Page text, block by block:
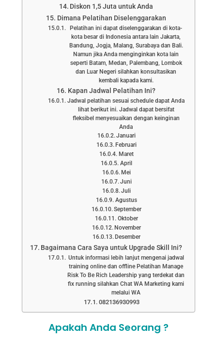
Diskon 1,5 Juta untuk Anda
Dimana Pelatihan Diselenggarakan
Pelatihan ini dapat diselenggarakan di kota-
kota besar di Indonesia antara lain Jakarta,
Bandung, Jogja, Malang, Surabaya dan Bali.
Namun jika Anda menginginkan kota lain
seperti Batam, Medan, Palembang, Lombok
dan Luar Negeri silahkan konsultasikan
kembali kapada kami.
Kapan Jadwal Pelatihan Ini?
Jadwal pelatihan sesuai schedule dapat Anda
lihat berikut ini. Jadwal dapat bersifat
fleksibel menyesuaikan dengan keinginan
Anda
Januari
Februari
Maret
April
Mei
Juni
Juli
Agustus
September
Oktober
November
Desember
Bagaimana Cara Saya untuk Upgrade Skill Ini?
Untuk informasi lebih lanjut mengenai jadwal
training online dan offline Pelatihan Manage
Risk To Be Rich Leadership yang terdekat dan
fix running silahkan Chat WA Marketing kami
melalui WA
082136930993
Apakah Anda Seorang ?